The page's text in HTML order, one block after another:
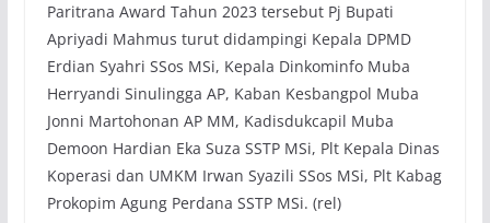
Paritrana Award Tahun 2023 tersebut Pj Bupati
Apriyadi Mahmus turut didampingi Kepala DPMD
Erdian Syahri SSos MSi, Kepala Dinkominfo Muba
Herryandi Sinulingga AP, Kaban Kesbangpol Muba
Jonni Martohonan AP MM, Kadisdukcapil Muba
Demoon Hardian Eka Suza SSTP MSi, Plt Kepala Dinas
Koperasi dan UMKM Irwan Syazili SSos MSi, Plt Kabag
Prokopim Agung Perdana SSTP MSi. (rel)